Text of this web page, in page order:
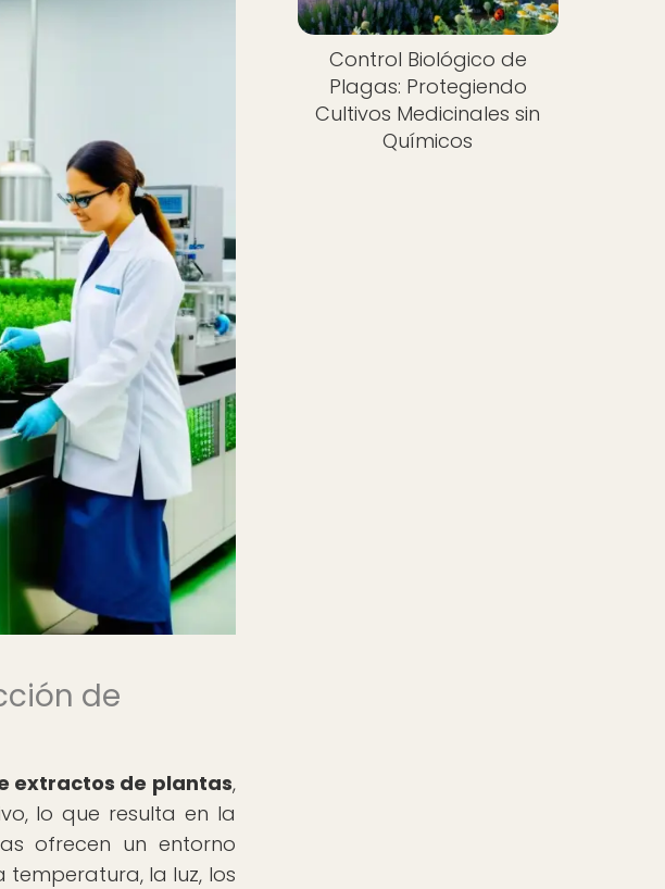
de
extractos de plantas,
lo que resulta en la
ofrecen un entorno
la luz, los
Control Biológico de
Plagas: Protegiendo
Cultivos Medicinales sin
Químicos